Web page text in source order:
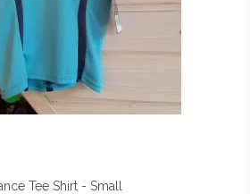
Tee Shirt - Small